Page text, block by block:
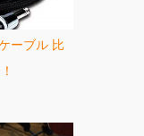
ーブル 比